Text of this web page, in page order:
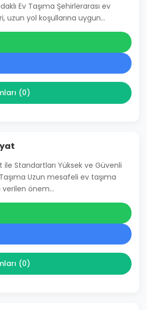
Ev Taşıma Şehirlerarası ev
uzun yol koşullarına uygun…
(0)
ile Standartları Yüksek ve Güvenli
Uzun mesafeli ev taşıma
verilen önem…
(0)